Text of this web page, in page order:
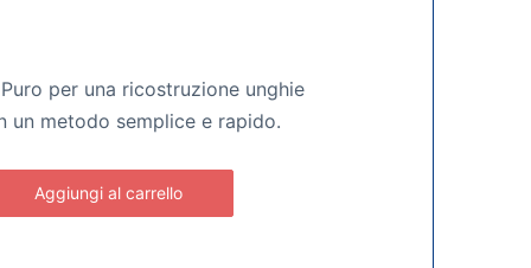
per una ricostruzione unghie
un metodo semplice e rapido.
Aggiungi al carrello